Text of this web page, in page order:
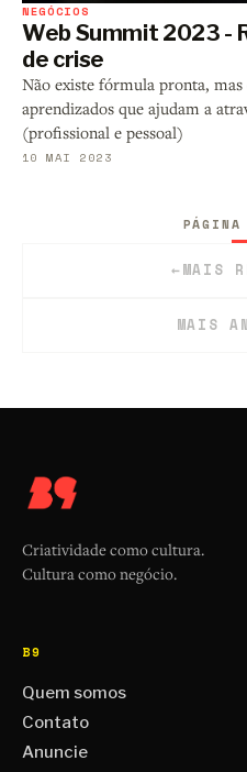
NEGÓCIOS
Web Summit 2023 -
de crise
Não existe fórmula pronta,
aprendizados que ajudam a
(profissional e pessoal)
10 MAI 2023
←MAIS
MAIS
Criatividade como cultura.
Cultura como negócio.
B9
Quem somos
Contato
Anuncie